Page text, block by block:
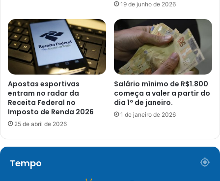
19 de junho de 2026
Apostas esportivas
entram no radar da
Receita Federal no
Imposto de Renda 2026
25 de abril de 2026
Salário mínimo de R$1.800
começa a valer a partir do
dia 1º de janeiro.
1 de janeiro de 2026
Tempo